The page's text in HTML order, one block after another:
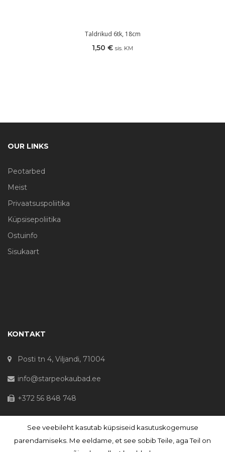
Taldrikud 6tk, 18cm
1,50 € sis. KM
OUR LINKS
Peotarbed
Meist
Privaatsuspoliitika
Küpsisepoliitika
Ostuinfo
Sisukaart
KONTAKT
Posti tn 4, Viljandi, 71004
info@starpeokaubad.ee
+372 56 848 748
© Haljaste OÜ 2020 - Registrikood 10645867
See veebileht kasutab küpsiseid kasutuskogemuse
parendamiseks. Me eeldame, et see sobib Teile, aga Teil on